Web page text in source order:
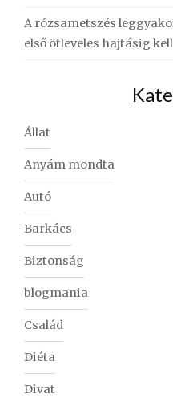
A rózsametszés
első ötleveles hajtásig
Állat
Anyám mondta
Autó
Barkács
Biztonság
blogmania
Család
Diéta
Divat